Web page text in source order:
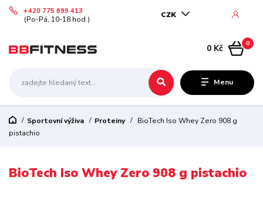
Menu
CZK
+420 775 699 413
(Po-Pá, 10-18 hod.)
0
0 Kč
Sportovní výživa Proteiny
BioTech Iso Whey Zero 908 g
pistachio
BioTech Iso Whey Zero 908 g pistachio